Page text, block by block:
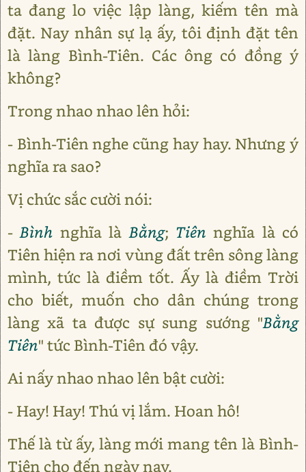
ta đang lo việc lập làng, kiếm tên mà
đặt. Nay nhân sự lạ ấy, tôi định đặt tên
là làng Bình-Tiên. Các ông có đồng ý
không?
Trong nhao nhao lên hỏi:
- Bình-Tiên nghe cũng hay hay. Nhưng ý
nghĩa ra sao?
Vị chức sắc cười nói:
-Bình nghĩa làBằng; Tiên nghĩa là có
Tiên hiện ra nơi vùng đất trên sông làng
mình, tức là điềm tốt. Ấy là điềm Trời
cho biết, muốn cho dân chúng trong
làng xã ta được sự sung sướng "Bằng
Tiên" tức Bình-Tiên đó vậy.
Ai nấy nhao nhao lên bật cười:
- Hay! Hay! Thú vị lắm. Hoan hô!
Thế là từ ấy, làng mới mang tên là Bình-
Tiên cho đến ngày nay.